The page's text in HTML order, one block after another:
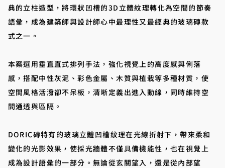
典的立柱造型，將環狀凹槽的3D立體紋理轉化為空間的節奏
語彙，成為建築師與設計師心中最理性又最經典的玻璃磚款
式之一。
本案選用垂直直式排列手法，強化視覺上的高度感與俐落
感，搭配中性灰泥、彩色金屬、木質與植栽等多種材質，使
空間風格活潑卻不呆板，清晰定義出進入動線，同時維持空
間通透與區隔。
DORIC磚特有的玻璃立體凹槽紋理在光線折射下，帶來柔和
變化的光影效果，使採光牆體不僅具備機能性，也在視覺上
成為設計語彙的一部分。無論從玄關望入，還是從內部望